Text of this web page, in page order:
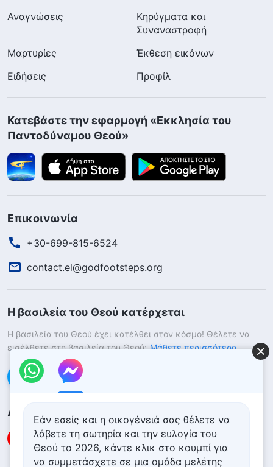
Αναγνώσεις
Κηρύγματα και
Συναναστροφή
Μαρτυρίες
Έκθεση εικόνων
Ειδήσεις
Προφίλ
Κατεβάστε την εφαρμογή «Εκκλησία του
Παντοδύναμου Θεού»
Επικοινωνία
+30-699-815-6524
contact.el@godfootsteps.org
Η βασιλεία του Θεού κατέρχεται
Η βασιλεία του Θεού έχει κατέλθει στον κόσμο! Θέλετε να
εισέλθετε στη βασιλεία του Θεού; Μάθετε περισσότερα
Επικοινωνήστε μαζί μας μέσω Messenger
Ακολουθήστε μας
Εάν εσείς και η οικογένειά σας θέλετε να
λάβετε τη σωτηρία και την ευλογία του
Θεού το 2026, κάντε κλικ στο κουμπί για
να συμμετάσχετε σε μια ομάδα μελέτης